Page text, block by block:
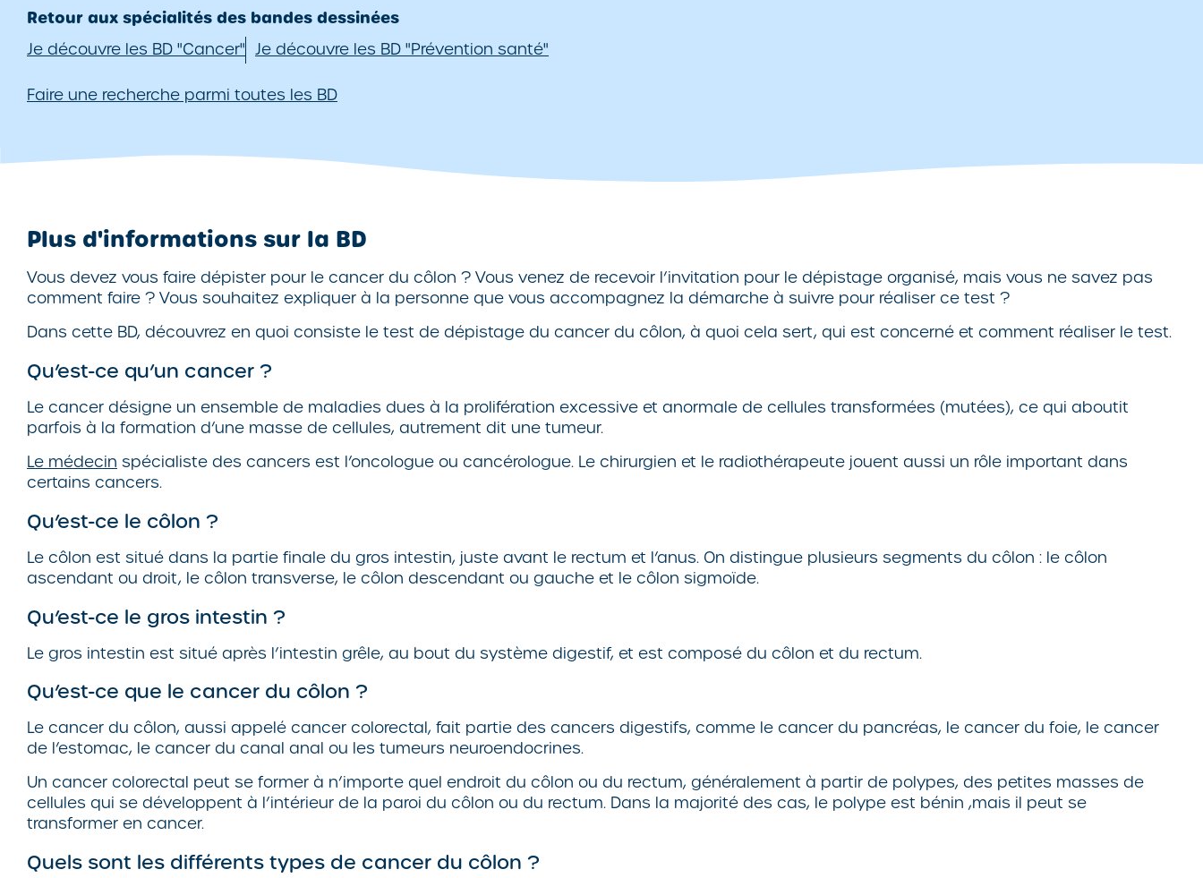
Retour aux spécialités des bandes dessinées
Je découvre les BD "Cancer" Je découvre les BD "Prévention santé"
Faire une recherche parmi toutes les BD
Plus d'informations sur la BD
Vous devez vous faire dépister pour le cancer du côlon ? Vous venez de recevoir l’invitation pour le dépistage organisé, mais vous ne savez pas
comment faire ? Vous souhaitez expliquer à la personne que vous accompagnez la démarche à suivre pour réaliser ce test ?
Dans cette BD, découvrez en quoi consiste le test de dépistage du cancer du côlon, à quoi cela sert, qui est concerné et comment réaliser le test.
Qu’est-ce qu’un cancer ?
Le cancer désigne un ensemble de maladies dues à la prolifération excessive et anormale de cellules transformées (mutées), ce qui aboutit
parfois à la formation d’une masse de cellules, autrement dit une tumeur.
Le médecin spécialiste des cancers est l’oncologue ou cancérologue. Le chirurgien et le radiothérapeute jouent aussi un rôle important dans
certains cancers.
Qu’est-ce le côlon ?
Le côlon est situé dans la partie finale du gros intestin, juste avant le rectum et l’anus. On distingue plusieurs segments du côlon : le côlon
ascendant ou droit, le côlon transverse, le côlon descendant ou gauche et le côlon sigmoïde.
Qu’est-ce le gros intestin ?
Le gros intestin est situé après l’intestin grêle, au bout du système digestif, et est composé du côlon et du rectum.
Qu’est-ce que le cancer du côlon ?
Le cancer du côlon, aussi appelé cancer colorectal, fait partie des cancers digestifs, comme le cancer du pancréas, le cancer du foie, le cancer
de l’estomac, le cancer du canal anal ou les tumeurs neuroendocrines.
Un cancer colorectal peut se former à n’importe quel endroit du côlon ou du rectum, généralement à partir de polypes, des petites masses de
cellules qui se développent à l’intérieur de la paroi du côlon ou du rectum. Dans la majorité des cas, le polype est bénin ,mais il peut se
transformer en cancer.
Quels sont les différents types de cancer du côlon ?